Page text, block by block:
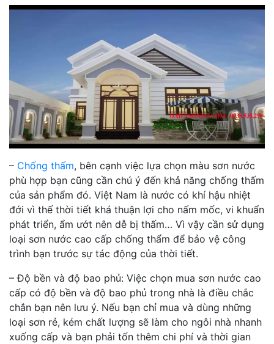
– Chống thấm, bên cạnh việc lựa chọn màu sơn nước
phù hợp bạn cũng cần chú ý đến khả năng chống thấm
của sản phẩm đó. Việt Nam là nước có khí hậu nhiệt
đới vì thế thời tiết khá thuận lợi cho nấm mốc, vi khuẩn
phát triển, ẩm ướt nên dễ bị thấm… Vì vậy cần sử dụng
loại sơn nước cao cấp chống thẩm để bảo vệ công
trình bạn trước sự tác động của thời tiết.
– Độ bền và độ bao phủ: Việc chọn mua sơn nước cao
cấp có độ bền và độ bao phủ trong nhà là điều chắc
chắn bạn nên lưu ý. Nếu bạn chỉ mua và dùng những
loại sơn rẻ, kém chất lượng sẽ làm cho ngôi nhà nhanh
xuống cấp và bạn phải tốn thêm chi phí và thời gian